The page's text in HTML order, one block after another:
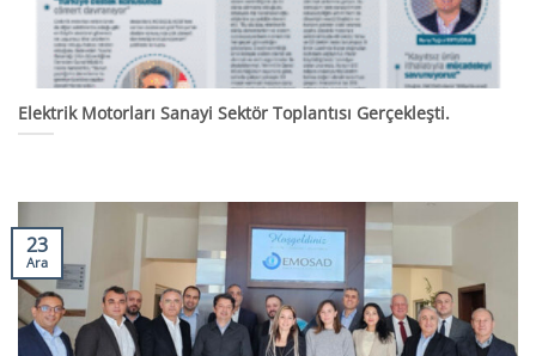
Elektrik Motorları Sanayi Sektör Toplantısı Gerçekleşti.
23
Ara